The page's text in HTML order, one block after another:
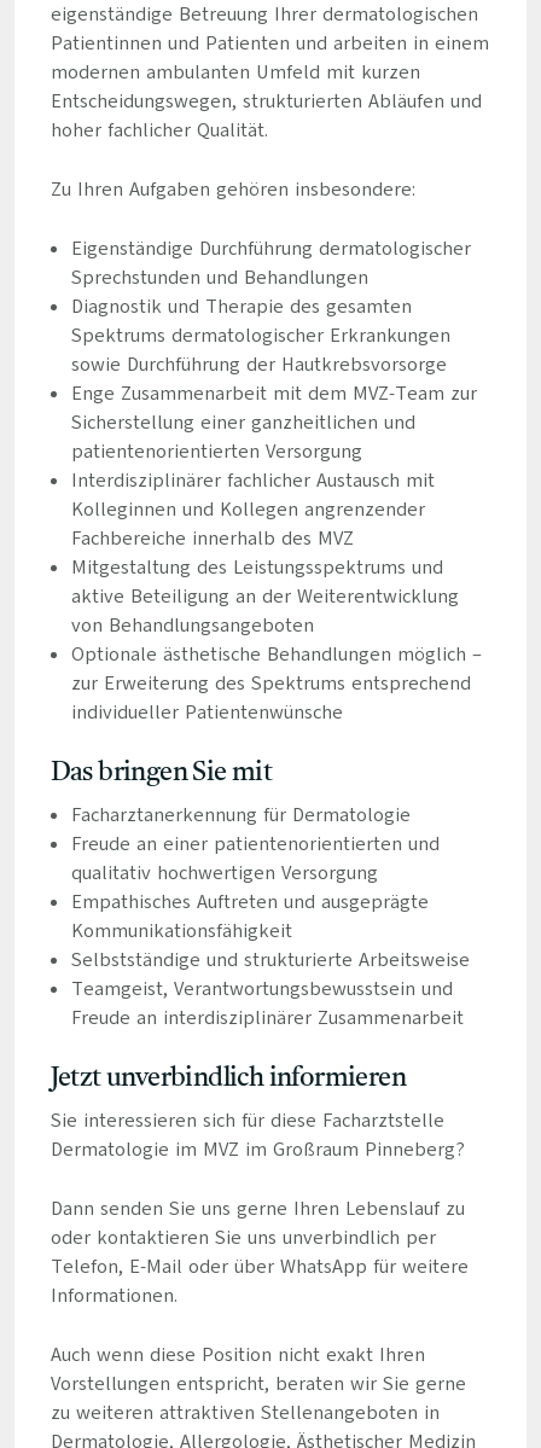
eigenständige Betreuung Ihrer dermatologischen
Patientinnen und Patienten und arbeiten in einem
modernen ambulanten Umfeld mit kurzen
Entscheidungswegen, strukturierten Abläufen und
hoher fachlicher Qualität.
Zu Ihren Aufgaben gehören insbesondere:
Eigenständige Durchführung dermatologischer
Sprechstunden und Behandlungen
Diagnostik und Therapie des gesamten
Spektrums dermatologischer Erkrankungen
sowie Durchführung der Hautkrebsvorsorge
Enge Zusammenarbeit mit dem MVZ-Team zur
Sicherstellung einer ganzheitlichen und
patientenorientierten Versorgung
Interdisziplinärer fachlicher Austausch mit
Kolleginnen und Kollegen angrenzender
Fachbereiche innerhalb des MVZ
Mitgestaltung des Leistungsspektrums und
aktive Beteiligung an der Weiterentwicklung
von Behandlungsangeboten
Optionale ästhetische Behandlungen möglich –
zur Erweiterung des Spektrums entsprechend
individueller Patientenwünsche
Das bringen Sie mit
Facharztanerkennung für Dermatologie
Freude an einer patientenorientierten und
qualitativ hochwertigen Versorgung
Empathisches Auftreten und ausgeprägte
Kommunikationsfähigkeit
Selbstständige und strukturierte Arbeitsweise
Teamgeist, Verantwortungsbewusstsein und
Freude an interdisziplinärer Zusammenarbeit
Jetzt unverbindlich informieren
Sie interessieren sich für diese Facharztstelle
Dermatologie im MVZ im Großraum Pinneberg?
Dann senden Sie uns gerne Ihren Lebenslauf zu
oder kontaktieren Sie uns unverbindlich per
Telefon, E-Mail oder über WhatsApp für weitere
Informationen.
Auch wenn diese Position nicht exakt Ihren
Vorstellungen entspricht, beraten wir Sie gerne
zu weiteren attraktiven Stellenangeboten in
Dermatologie, Allergologie, Ästhetischer Medizin